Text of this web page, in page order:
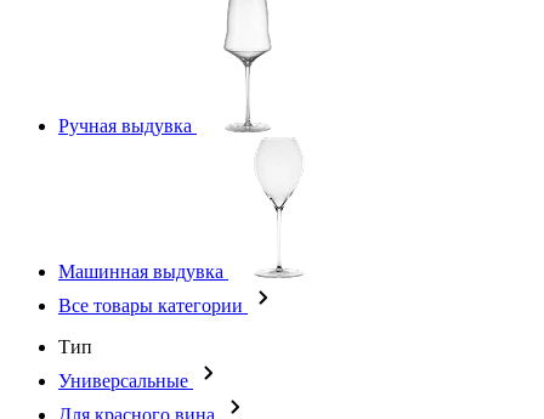
Ручная выдувка
Машинная выдувка
Все товары категории
Тип
Универсальные
Для красного вина